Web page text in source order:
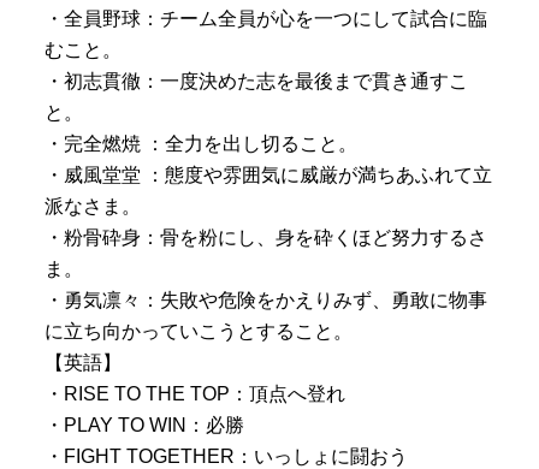
・全員野球：チーム全員が心を一つにして試合に臨
むこと。
・初志貫徹：一度決めた志を最後まで貫き通すこ
と。
・完全燃焼 ：全力を出し切ること。
・威風堂堂 ：態度や雰囲気に威厳が満ちあふれて立
派なさま。
・粉骨砕身：骨を粉にし、身を砕くほど努力するさ
ま。
・勇気凛々：失敗や危険をかえりみず、勇敢に物事
に立ち向かっていこうとすること。
【英語】
・RISE TO THE TOP：頂点へ登れ
・PLAY TO WIN：必勝
・FIGHT TOGETHER：いっしょに闘おう